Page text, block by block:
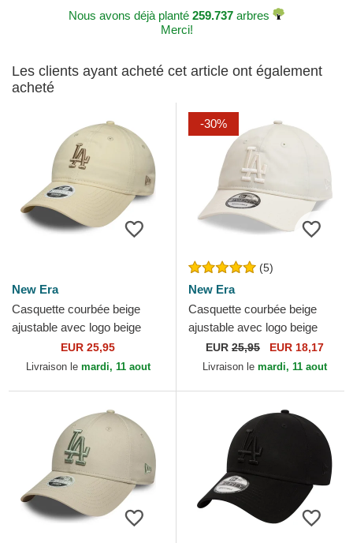
Nous avons déjà planté 259.737 arbres
Merci!
Les clients ayant acheté cet article ont également
acheté
New Era
Casquette courbée beige
ajustable avec logo beige
pour femme 9TWENTY
League Essential Midi Los...
EUR 25,95
Livraison le mardi, 11 aout
-30%
(5)
New Era
Casquette courbée beige
ajustable avec logo beige
9TWENTY League Essential
Los Angeles Dodgers...
EUR 25,95 EUR 18,17
Livraison le mardi, 11 aout